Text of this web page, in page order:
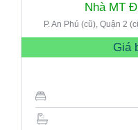
Nhà MT
P. An Phú (cũ), Quận 2
Giá